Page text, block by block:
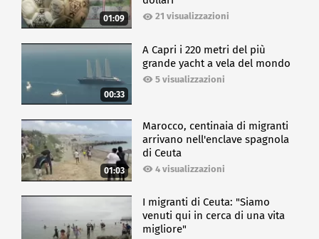
01:09 21 visualizzazioni
00:33
A Capri i 220 metri del più
grande yacht a vela del mondo
5 visualizzazioni
01:03
Marocco, centinaia di migranti
arrivano nell'enclave spagnola
di Ceuta
4 visualizzazioni
I migranti di Ceuta: "Siamo
venuti qui in cerca di una vita
migliore"